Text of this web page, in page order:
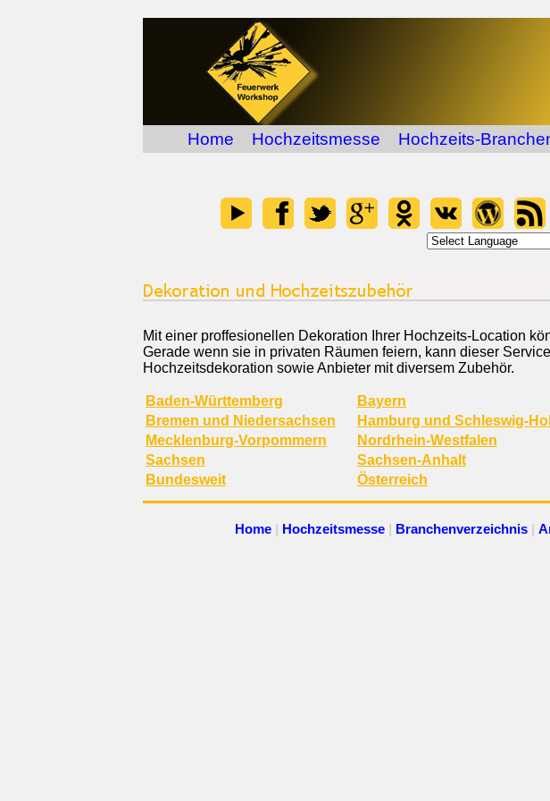
Home Hochzeitsmesse Hochzeits-
Mit einer proffesionellen Dekoration Ihrer Hochzeits-Location
Gerade wenn sie in privaten Räumen feiern, kann dieser
Hochzeitsdekoration sowie Anbieter mit diversem Zubehör.
Baden-Württemberg Bayern
Bremen und Niedersachsen
Hamburg und Schleswig-
Mecklenburg-Vorpommern
Nordrhein-Westfalen
Sachsen
Sachsen-Anhalt
Bundesweit
Österreich
Home | Hochzeitsmesse | Branchenverzeichnis |